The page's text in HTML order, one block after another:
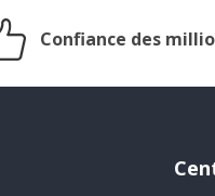
Confiance des